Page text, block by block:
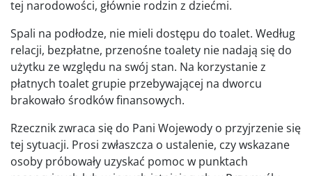
tej narodowości, głównie rodzin z dziećmi.
Spali na podłodze, nie mieli dostępu do toalet. Według
relacji, bezpłatne, przenośne toalety nie nadają się do
użytku ze względu na swój stan. Na korzystanie z
płatnych toalet grupie przebywającej na dworcu
brakowało środków finansowych.
Rzecznik zwraca się do Pani Wojewody o przyjrzenie się
tej sytuacji. Prosi zwłaszcza o ustalenie, czy wskazane
osoby próbowały uzyskać pomoc w punktach